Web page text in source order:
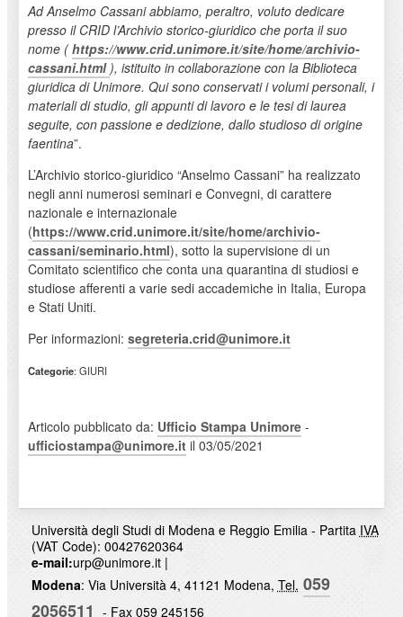
Ad Anselmo Cassani abbiamo, peraltro, voluto dedicare
presso il CRID l’Archivio storico-giuridico che porta il suo
nome ( https://www.crid.unimore.it/site/home/archivio-
cassani.html ), istituito in collaborazione con la Biblioteca
giuridica di Unimore. Qui sono conservati i volumi personali, i
materiali di studio, gli appunti di lavoro e le tesi di laurea
seguite, con passione e dedizione, dallo studioso di origine
faentina”.
L’Archivio storico-giuridico “Anselmo Cassani” ha realizzato
negli anni numerosi seminari e Convegni, di carattere
nazionale e internazionale
(https://www.crid.unimore.it/site/home/archivio-
cassani/seminario.html), sotto la supervisione di un
Comitato scientifico che conta una quarantina di studiosi e
studiose afferenti a varie sedi accademiche in Italia, Europa
e Stati Uniti.
Per informazioni: segreteria.crid@unimore.it
Categorie: GIURI
Articolo pubblicato da: Ufficio Stampa Unimore-
ufficiostampa@unimore.itil 03/05/2021
Università degli Studi di Modena e Reggio Emilia - Partita IVA
(VAT Code): 00427620364
e-mail:urp@unimore.it|
Modena: Via Università 4, 41121 Modena, Tel. 059
2056511 - Fax 059 245156